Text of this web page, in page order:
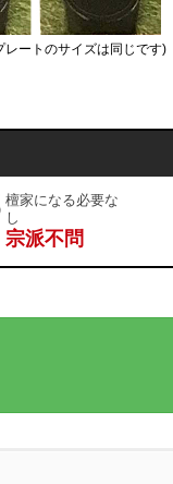
レートのサイズは同じです)
檀家になる必要な
し
宗派不問